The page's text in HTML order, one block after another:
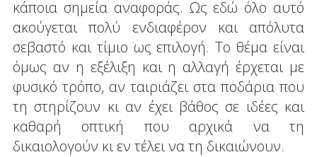
κάποια σημεία αναφοράς. Ως εδώ όλο αυτό
ακούγεται πολύ ενδιαφέρον και απόλυτα
σεβαστό και τίμιο ως επιλογή. Το θέμα είναι
όμως αν η εξέλιξη και η αλλαγή έρχεται με
φυσικό τρόπο, αν ταιριάζει στα ποδάρια που
τη στηρίζουν κι αν έχει βάθος σε ιδέες και
καθαρή οπτική που αρχικά να τη
δικαιολογούν κι εν τέλει να τη δικαιώνουν.